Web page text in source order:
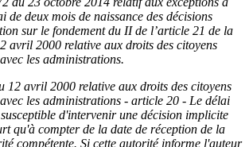
de deux mois de naissance des décisions
sur le fondement du II de l’article 21 de la
avril 2000 relative aux droits des citoyens
les administrations.
12 avril 2000 relative aux droits des citoyens
les administrations - article 20 - Le délai
d'intervenir une décision implicite
qu'à compter de la date de réception de la
compétente. Si cette autorité informe l'auteur